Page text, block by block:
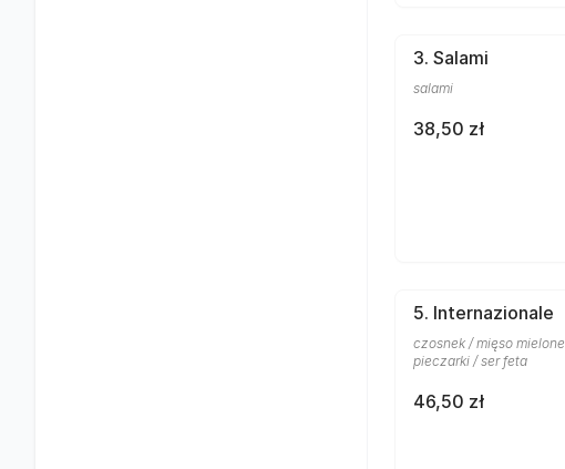
3. Salami
salami
38,50 zł
5. Internazionale
czosnek / mięso
pieczarki / ser feta
46,50 zł